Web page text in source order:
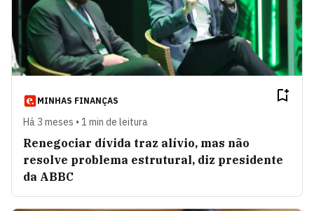
MINHAS FINANÇAS
Há 3 meses • 1 min de leitura
Renegociar dívida traz alívio, mas não
resolve problema estrutural, diz presidente
da ABBC